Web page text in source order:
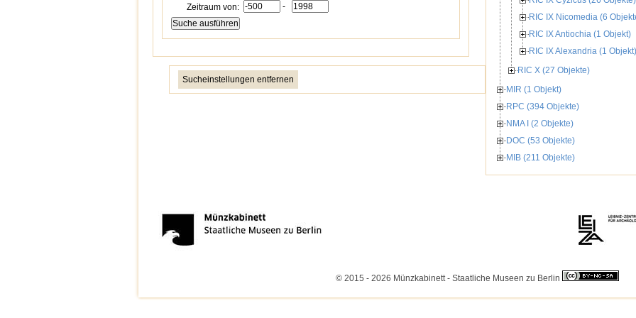
Zeitraum von: -
RIC IX Nicomedia (6
RIC IX Antiochia (1 Objekt)
RIC IX Alexandria (1 Objekt)
RIC X (27 Objekte)
MIR (1 Objekt)
RPC (394 Objekte)
NMA I (2 Objekte)
DOC (53 Objekte)
MIB (211 Objekte)
Sucheinstellungen entfernen
© 2015 - 2026 Münzkabinett - Staatliche Museen zu Berlin